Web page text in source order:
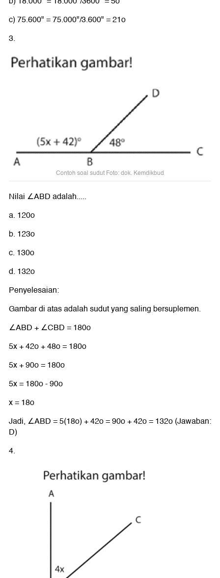
c) 75.600" = 75.000"/3.600" = 21o
3.
Contoh soal sudut Foto: dok. Kemdikbud
Nilai ∠ABD adalah.....
a. 120o
b. 123o
c. 130o
d. 132o
Penyelesaian:
Gambar di atas adalah sudut yang saling bersuplemen.
∠ABD + ∠CBD = 180o
5x + 42o + 48o = 180o
5x + 90o = 180o
5x = 180o - 90o
x = 18o
Jadi, ∠ABD = 5(18o) + 42o = 90o + 42o = 132o (Jawaban:
D)
4.